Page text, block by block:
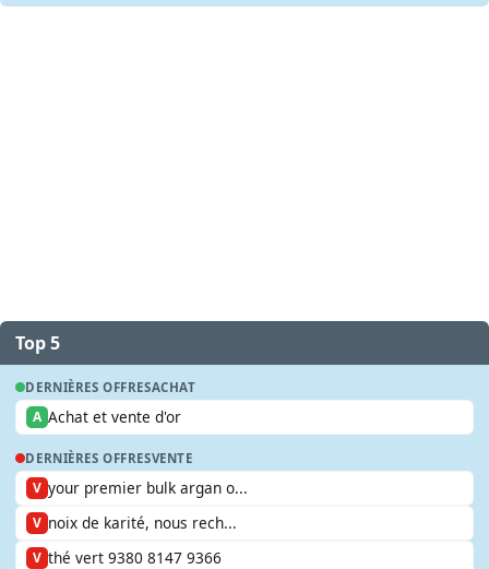
Top 5
DERNIÈRES OFFRESACHAT
A Achat et vente d'or
DERNIÈRES OFFRESVENTE
V your premier bulk argan o...
V noix de karité, nous rech...
V thé vert 9380 8147 9366